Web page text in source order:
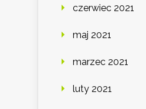
czerwiec 2021
maj 2021
marzec 2021
luty 2021